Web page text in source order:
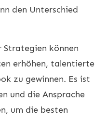
den Unterschied
Strategien können
erhöhen, talentierte
zu gewinnen. Es ist
und die Ansprache
um die besten